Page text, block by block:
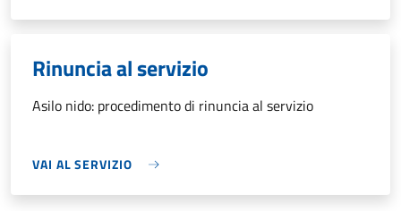
Rinuncia al servizio
Asilo nido: procedimento di rinuncia al servizio
VAI AL SERVIZIO